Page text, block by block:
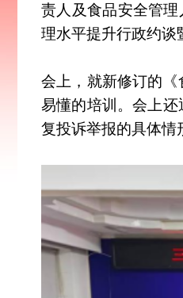
责人及食品安全管
理水平提升行政约谈
会上，就新修订的
易懂的培训。会上
复投诉举报的具体情